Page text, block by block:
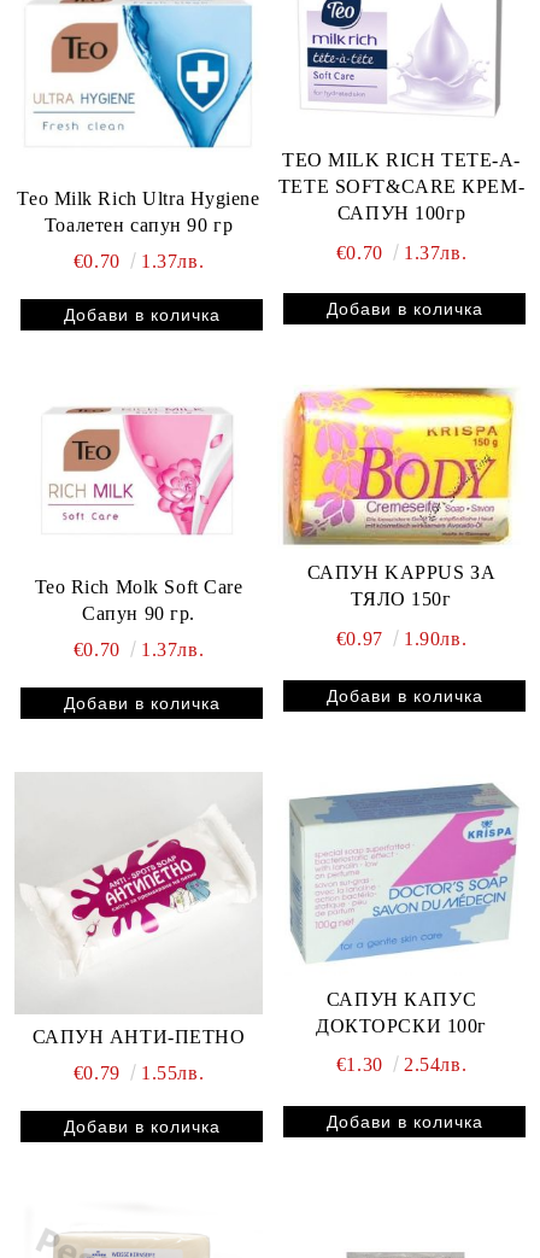
Teo Milk Rich Ultra Hygiene
Тоалетен сапун 90 гр
€0.70
1.37лв.
TEO MILK RICH TETE-A-
TETE SOFT&CARE КРЕМ-
САПУН 100гр
€0.70
1.37лв.
Teo Rich Molk Soft Care
Сапун 90 гр.
€0.70
1.37лв.
САПУН KAPPUS ЗА
ТЯЛО 150г
€0.97
1.90лв.
САПУН АНТИ-ПЕТНО
€0.79
1.55лв.
САПУН КАПУС
ДОКТОРСКИ 100г
€1.30
2.54лв.